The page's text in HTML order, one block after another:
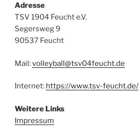
Adresse
TSV 1904 Feucht e.V.
Segersweg 9
90537 Feucht
Mail:volleyball@tsv04feucht.de
Internet: https://www.tsv-feucht.de/
Weitere Links
Impressum